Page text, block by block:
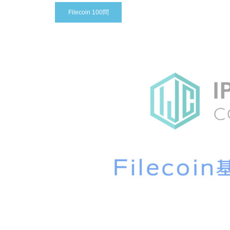
Filecoin 100問